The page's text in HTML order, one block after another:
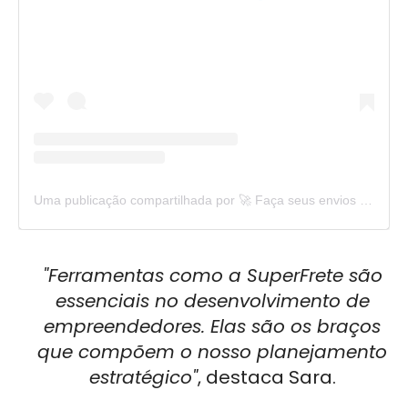
"Ferramentas como a SuperFrete são
essenciais no desenvolvimento de
empreendedores. Elas são os braços
que compõem o nosso planejamento
estratégico", destaca Sara.